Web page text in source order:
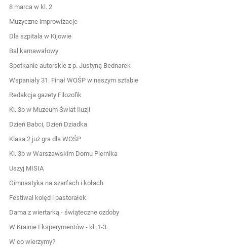
8 marca w kl. 2
Muzyczne improwizacje
Dla szpitala w Kijowie
Bal karnawałowy
Spotkanie autorskie z p. Justyną Bednarek
Wspaniały 31. Finał WOŚP w naszym sztabie
Redakcja gazety Filozofik
Kl. 3b w Muzeum Świat Iluzji
Dzień Babci, Dzień Dziadka
Klasa 2 już gra dla WOŚP
Kl. 3b w Warszawskim Domu Piernika
Uszyj MISIA
Gimnastyka na szarfach i kołach
Festiwal kolęd i pastorałek
Dama z wiertarką - świąteczne ozdoby
W Krainie Eksperymentów - kl. 1-3.
W co wierzymy?